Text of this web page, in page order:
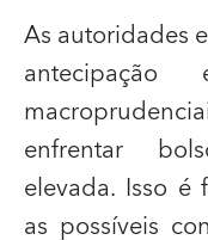
As autoridades
antecipação
enfrentar
elevada. Isso é
as possíveis